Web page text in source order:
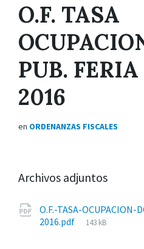
O.F. TASA
PUB.
2016
en ORDENANZAS FISCALES
Archivos adjuntos
O.F.-TASA-OCUPACION-
2016.pdf
Tamaño
143 kB